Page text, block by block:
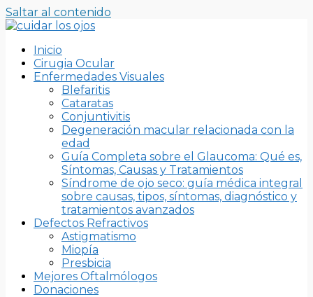
Saltar al contenido
Inicio
Cirugia Ocular
Enfermedades Visuales
Blefaritis
Cataratas
Conjuntivitis
Degeneración macular relacionada con la
edad
Guía Completa sobre el Glaucoma: Qué es,
Síntomas, Causas y Tratamientos
Síndrome de ojo seco: guía médica integral
sobre causas, tipos, síntomas, diagnóstico y
tratamientos avanzados
Defectos Refractivos
Astigmatismo
Miopía
Presbicia
Mejores Oftalmólogos
Donaciones